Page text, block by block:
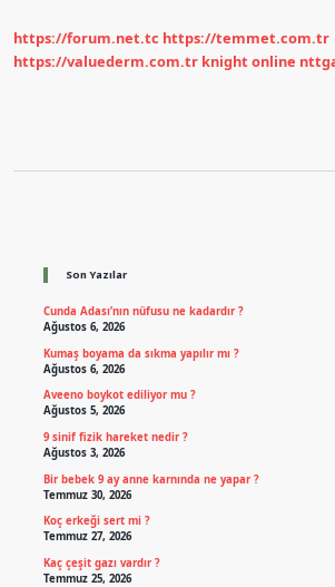
https://forum.net.tc https://temmet.com.tr
https://valuederm.com.tr knight online
Son Yazılar
Cunda Adası’nın nüfusu ne kadardır ?
Ağustos 6, 2026
Kumaş boyama da sıkma yapılır mı ?
Ağustos 6, 2026
Aveeno boykot ediliyor mu ?
Ağustos 5, 2026
9 sinif fizik hareket nedir ?
Ağustos 3, 2026
Bir bebek 9 ay anne karnında ne yapar ?
Temmuz 30, 2026
Koç erkeği sert mi ?
Temmuz 27, 2026
Kaç çeşit gazı vardır ?
Temmuz 25, 2026